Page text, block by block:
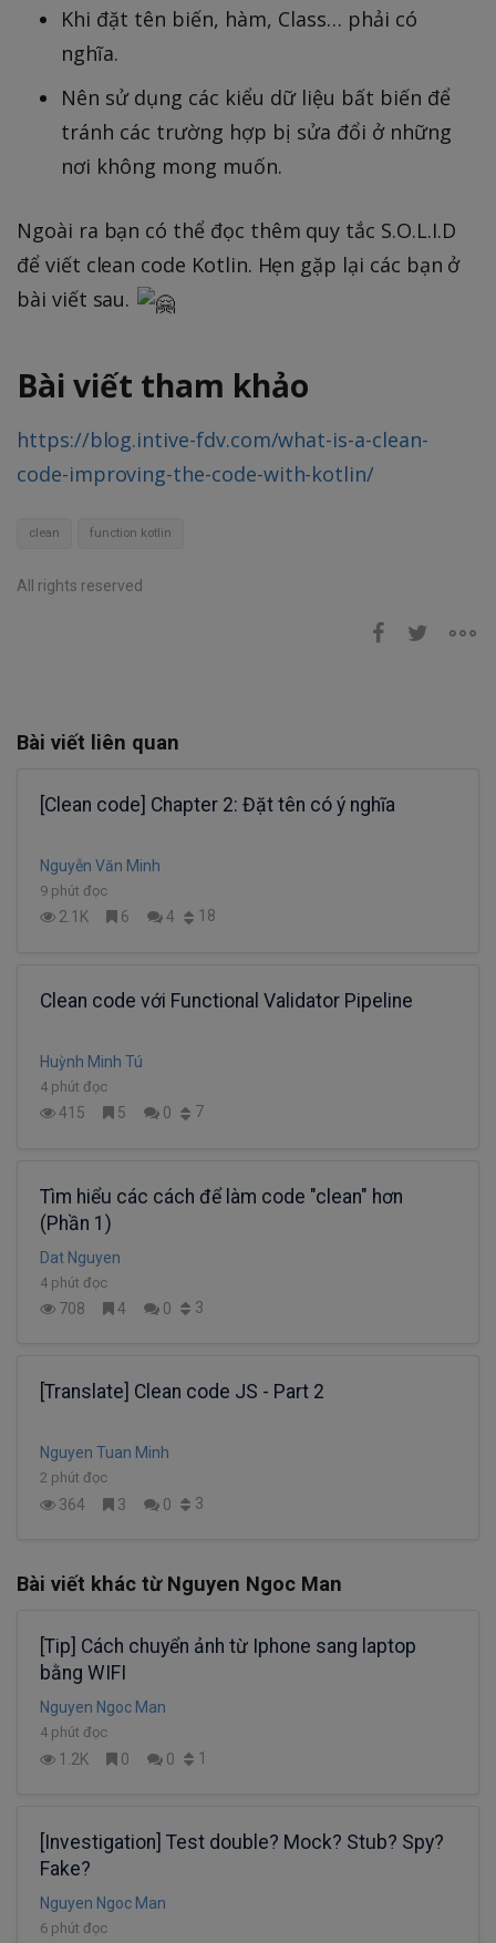
Khi đặt tên biến, hàm, Class… phải có
nghĩa.
Nên sử dụng các kiểu dữ liệu bất biến để
tránh các trường hợp bị sửa đổi ở những
nơi không mong muốn.
Ngoài ra bạn có thể đọc thêm quy tắc S.O.L.I.D
để viết clean code Kotlin. Hẹn gặp lại các bạn ở
bài viết sau.
Bài viết tham khảo
https://blog.intive-fdv.com/what-is-a-clean-
code-improving-the-code-with-kotlin/
clean function kotlin
All rights reserved
Bài viết liên quan
[Clean code] Chapter 2: Đặt tên có ý nghĩa
Nguyễn Văn Minh
9 phút đọc
2.1K 6 4 18
Clean code với Functional Validator Pipeline
Huỳnh Minh Tú
4 phút đọc
415 5 0 7
Tìm hiểu các cách để làm code "clean" hơn
(Phần 1)
Dat Nguyen
4 phút đọc
708 4 0 3
[Translate] Clean code JS - Part 2
Nguyen Tuan Minh
2 phút đọc
364 3 0 3
Bài viết khác từ Nguyen Ngoc Man
[Tip] Cách chuyển ảnh từ Iphone sang laptop
bằng WIFI
Nguyen Ngoc Man
4 phút đọc
1.2K 0 0 1
[Investigation] Test double? Mock? Stub? Spy?
Fake?
Nguyen Ngoc Man
6 phút đọc